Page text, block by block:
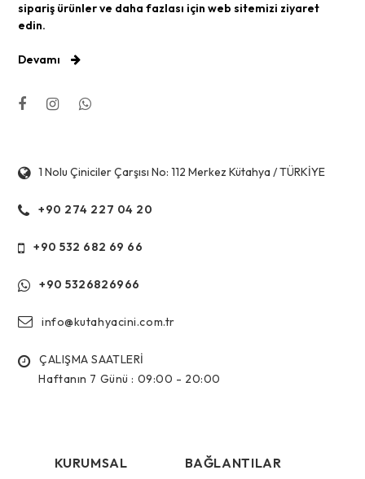
sipariş ürünler ve daha fazlası için web sitemizi ziyaret
edin.
Devamı
1 Nolu Çiniciler Çarşısı No: 112 Merkez Kütahya / TÜRKİYE
+90 274 227 04 20
+90 532 682 69 66
+90 5326826966
info@kutahyacini.com.tr
ÇALIŞMA SAATLERİ
Haftanın 7 Günü : 09:00 - 20:00
KURUMSAL BAĞLANTILAR